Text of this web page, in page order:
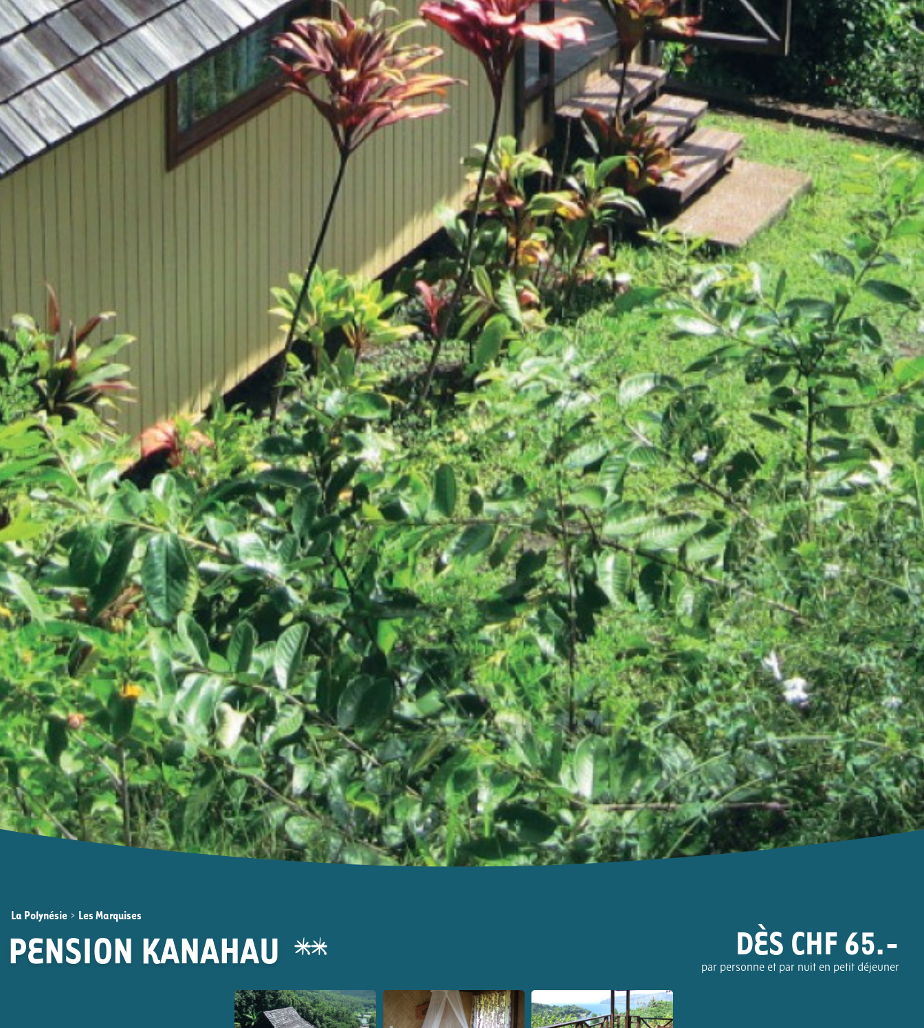
La Polynésie > Les Marquises
PENSION KANAHAU DÈS CHF 65.-
par personne et par nuit en petit déjeuner